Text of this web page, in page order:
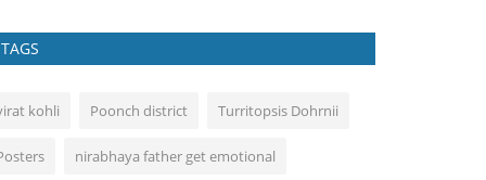
TAGS
kohli Poonch district Turritopsis Dohrnii
nirabhaya father get emotional